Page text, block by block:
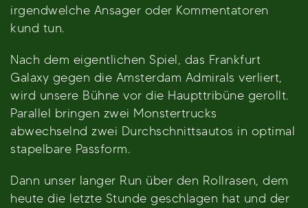
irgendwelche Ansager oder Kommentatoren
kund tun.
Nach dem eigentlichen Spiel, das Frankfurt
Galaxy gegen die Amsterdam Admirals verliert,
wird unsere Bühne vor die Haupttribüne gerollt.
Parallel bringen zwei Monstertrucks
abwechselnd zwei Durchschnittsautos in optimal
stapelbare Passform.
Dann unser langer Run über den Rollrasen, dem
heute die letzte Stunde geschlagen hat und der